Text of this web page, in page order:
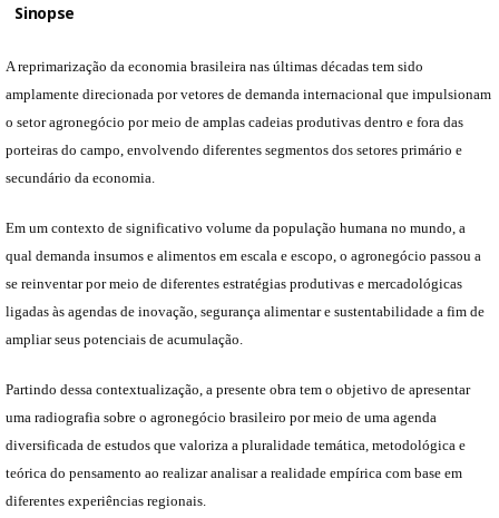
Sinopse
A reprimarização da economia brasileira nas últimas décadas tem sido
amplamente direcionada por vetores de demanda internacional que impulsionam
o setor agronegócio por meio de amplas cadeias produtivas dentro e fora das
porteiras do campo, envolvendo diferentes segmentos dos setores primário e
secundário da economia.
Em um contexto de significativo volume da população humana no mundo, a
qual demanda insumos e alimentos em escala e escopo, o agronegócio passou a
se reinventar por meio de diferentes estratégias produtivas e mercadológicas
ligadas às agendas de inovação, segurança alimentar e sustentabilidade a fim de
ampliar seus potenciais de acumulação.
Partindo dessa contextualização, a presente obra tem o objetivo de apresentar
uma radiografia sobre o agronegócio brasileiro por meio de uma agenda
diversificada de estudos que valoriza a pluralidade temática, metodológica e
teórica do pensamento ao realizar analisar a realidade empírica com base em
diferentes experiências regionais.